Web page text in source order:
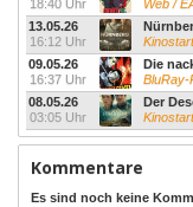
18:40 Uhr
Web /
13.05.26
16:12 Uhr
09.05.26
16:37 Uhr
Die
BluRay-
08.05.26
03:05 Uhr
Der
Kommentare
Es sind noch keine